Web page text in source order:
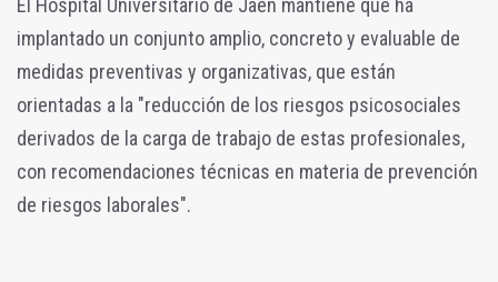
implantado un conjunto amplio, concreto y evaluable de
medidas preventivas y organizativas, que están
orientadas a la "reducción de los riesgos psicosociales
derivados de la carga de trabajo de estas profesionales,
con recomendaciones técnicas en materia de prevención
de riesgos laborales".